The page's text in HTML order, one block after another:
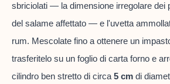
sbriciolati — la dimensione irregolare dei
del salame affettato — e l'uvetta
rum. Mescolate fino a ottenere un
trasferitelo su un foglio di carta forno e
cilindro ben stretto di circa5 cm di